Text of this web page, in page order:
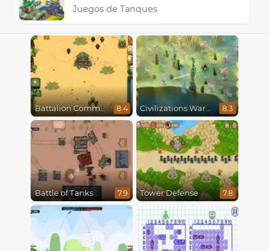
Juegos de Tanques
Battalion Commander 8.4 Civilizations Wars Master Edition 8.3
Battle of Tanks 7.9 Tower Defense 7.8